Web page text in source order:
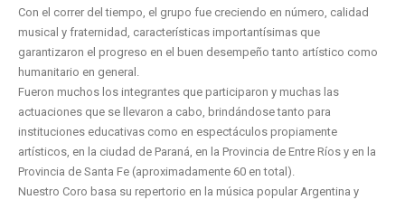
Con el correr del tiempo, el grupo fue creciendo en número, calidad
musical y fraternidad, características importantísimas que
garantizaron el progreso en el buen desempeño tanto artístico como
humanitario en general.
Fueron muchos los integrantes que participaron y muchas las
actuaciones que se llevaron a cabo, brindándose tanto para
instituciones educativas como en espectáculos propiamente
artísticos, en la ciudad de Paraná, en la Provincia de Entre Ríos y en la
Provincia de Santa Fe (aproximadamente 60 en total).
Nuestro Coro basa su repertorio en la música popular Argentina y